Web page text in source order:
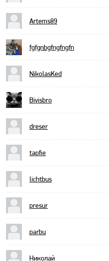
Artems89
fgfgnbgfngfngfn
NikolasKed
Bivisbro
dreser
tapfie
lichtbus
presur
parbu
Николай